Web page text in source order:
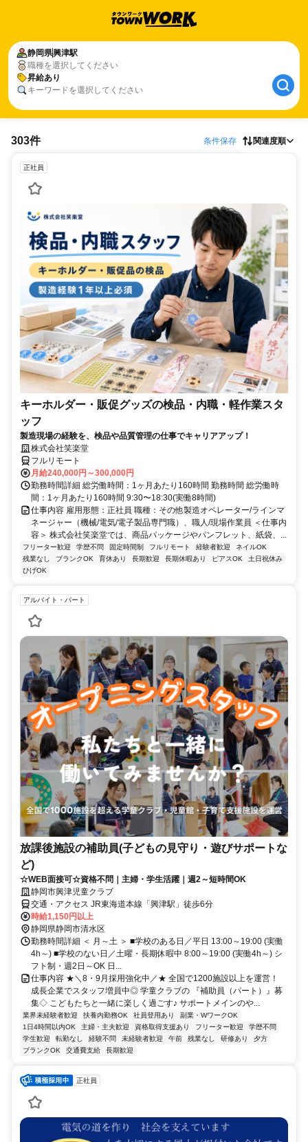
静岡県興津駅
職種を選択してください
昇給あり
キーワードを選択してください
303件 条件保存 関連度順
正社員
キーホルダー・販促グッズの検品・内職・軽作業スタ
ッフ
製造現場の経験を、検品や品質管理の仕事でキャリアアップ！
株式会社笑楽堂
フルリモート
月給240,000円～300,000円
勤務時間詳細 総労働時間：1ヶ月あたり160時間 勤務時間 総労働時
間：1ヶ月あたり160時間 9:30〜18:30(実働8時間)
仕事内容 雇用形態：正社員 職種：その他製造オペレーター/ラインマ
ネージャー（機械/電気/電子製品専門職）、職人/現場作業員 ＜仕事内
容＞ 株式会社笑楽堂では、商品パッケージやパンフレット、紙袋、...
フリーター歓迎 学歴不問 固定時間制 フルリモート 経験者歓迎
ネイルOK
残業なし
ブランクOK 育休あり 長期歓迎 長期休暇あり ピアスOK
土日祝休み
ひげOK
アルバイト・パート
放課後施設の補助員(子どもの見守り・遊びサポートな
ど)
☆WEB面接可☆資格不問｜主婦・学生活躍｜週2～短時間OK
静岡市興津児童クラブ
交通・アクセス JR東海道本線「興津駅」徒歩6分
時給1,150円以上
静岡県静岡市清水区
勤務時間詳細 ＜ 月～土 ＞ ■学校のある日／平日 13:00～19:00 (実働
4h～) ■学校のない日／土曜・長期休暇中 8:00～19:00 (実働4h～) シ
フト制・週2日～OK 日...
仕事内容 ★＼8・9月採用強化中／★ 全国で1200施設以上を運営！
成長企業でスタッフ増員中◎ 学童クラブの 『補助員（パート）』募
集◇ こどもたちと一緒に楽しく過ごす♪ サポートメインのや...
業界未経験者歓迎 扶養内勤務OK 社員登用あり
副業・WワークOK
1日4時間以内OK
主婦・主夫歓迎 資格取得支援あり フリーター歓迎
学歴不問
学生歓迎
転勤なし 経験不問 未経験者歓迎 午前 残業なし 研修あり
夕方
ブランクOK
交通費支給 長期歓迎
正社員